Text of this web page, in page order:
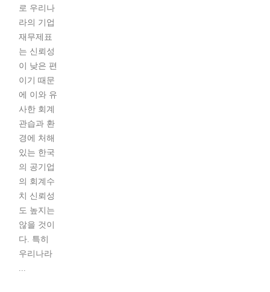
로 우리나
라의 기업
재무제표
는 신뢰성
이 낮은 편
이기 때문
에 이와 유
사한 회계
관습과 환
경에 처해
있는 한국
의 공기업
의 회계수
치 신뢰성
도 높지는
않을 것이
다. 특히
우리나라
...